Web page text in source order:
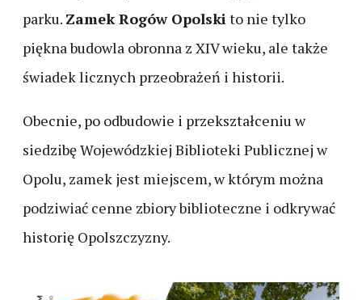
parku. Zamek Rogów Opolskito nie tylko
piękna budowla obronna z XIV wieku, ale także
świadek licznych przeobrażeń i historii.
Obecnie, po odbudowie i przekształceniu w
siedzibę Wojewódzkiej Biblioteki Publicznej w
Opolu, zamek jest miejscem, w którym można
podziwiać cenne zbiory biblioteczne i odkrywać
historię Opolszczyzny.